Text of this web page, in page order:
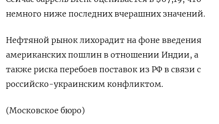
немного ниже последних вчерашних значений.
Нефтяной рынок лихорадит на фоне введения
американских пошлин в отношении Индии, а
также риска перебоев поставок из РФ в связи с
российско-украинским конфликтом.
(Московское бюро)